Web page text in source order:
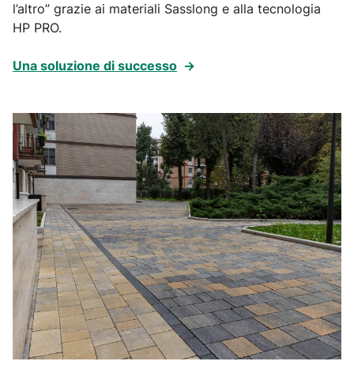
l’altro” grazie ai materiali Sasslong e alla tecnologia
HP PRO.
Una soluzione di successo →